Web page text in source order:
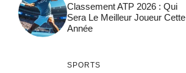
Classement ATP 2026 : Qui
Sera Le Meilleur Joueur Cette
Année
SPORTS